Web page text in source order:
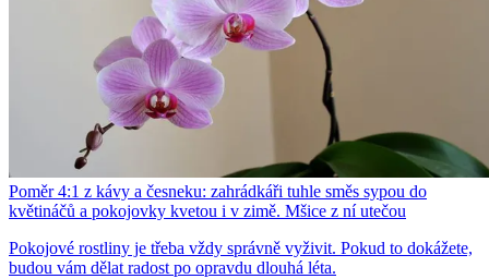
Poměr 4:1 z kávy a česneku: zahrádkáři tuhle směs sypou do
květináčů a pokojovky kvetou i v zimě. Mšice z ní utečou
Pokojové rostliny je třeba vždy správně vyživit. Pokud to dokážete,
budou vám dělat radost po opravdu dlouhá léta.